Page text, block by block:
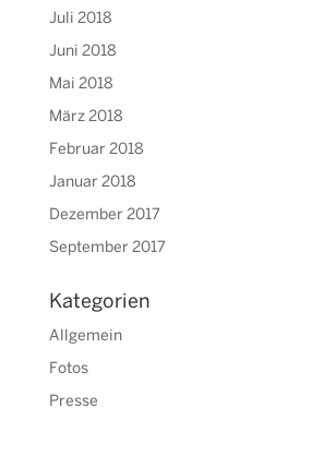
Juli 2018
Juni 2018
Mai 2018
März 2018
Februar 2018
Januar 2018
Dezember 2017
September 2017
Kategorien
Allgemein
Fotos
Presse